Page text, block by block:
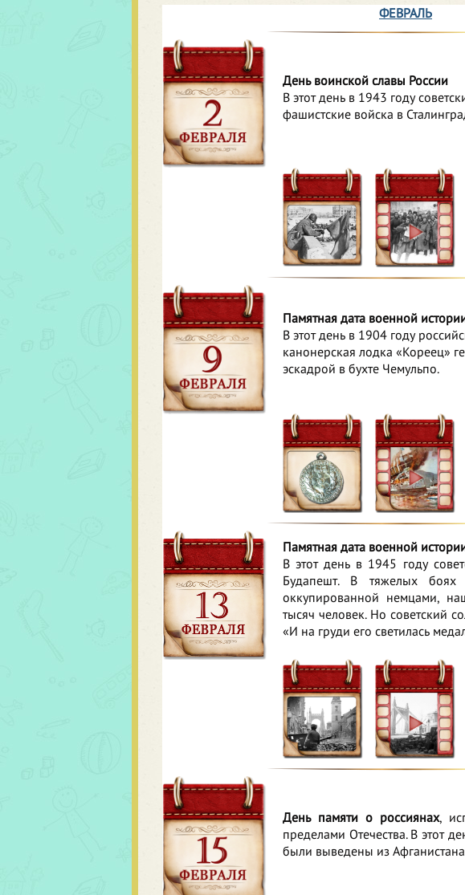
ФЕВРАЛЬ
День воинской славы России
В этот день в 1943 году
фашистские войска в
Памятная дата военной
В этот день в 1904 году
канонерская лодка «Кореец»
эскадрой в бухте Чемульпо.
Памятная дата военной
В этот день в 1945 году
Будапешт. В тяжелых боях
оккупированной немцами,
тысяч человек. Но советский
«И на груди его светилась
День памяти о россиянах,
пределами Отечества. В этот
были выведены из